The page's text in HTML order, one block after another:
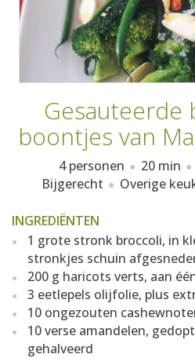
Gesauteerde
boontjes van
4 personen 20 min
Bijgerecht
Overige
INGREDIËNTEN
1 grote stronk broccoli, in
stronkjes schuin
200 g haricots verts, aan
3 eetlepels olijfolie, plus
10 ongezouten
10 verse amandelen,
gehalveerd